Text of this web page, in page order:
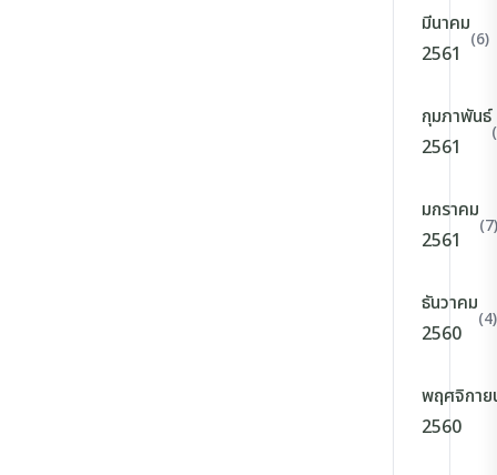
มีนาคม
2561
(6)
กุมภาพันธ์
2561
มกราคม
2561
(7)
ธันวาคม
2560
(4)
พฤศจิกาย
2560